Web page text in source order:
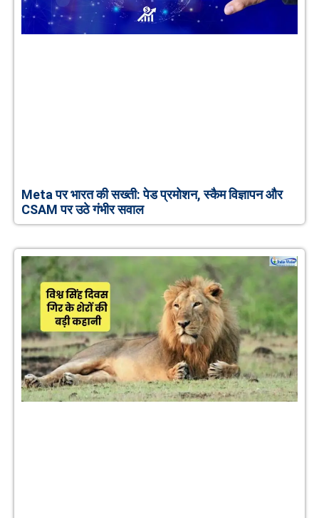
Meta पर भारत की सख्ती: पेड प्रमोशन, स्कैम विज्ञापन और
CSAM पर उठे गंभीर सवाल